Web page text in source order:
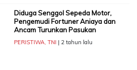
Diduga Senggol Sepeda Motor,
Pengemudi Fortuner Aniaya dan
Ancam Turunkan Pasukan
PERISTIWA, TNI | 2 tahun lalu